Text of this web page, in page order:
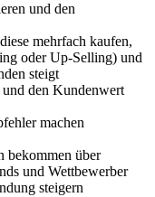
und den
mehrfach kaufen,
oder Up-Selling) und
steigt
den Kundenwert
machen
bekommen über
und Wettbewerber
steigern